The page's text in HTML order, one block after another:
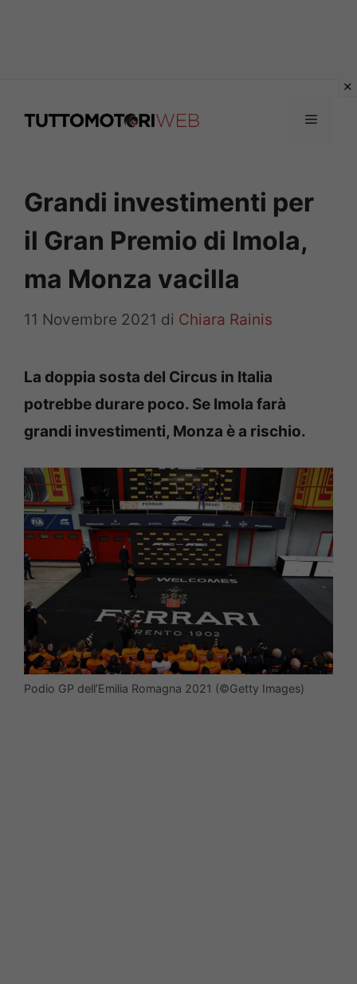
Menu
Grandi investimenti per
il Gran Premio di Imola,
ma Monza vacilla
11 Novembre 2021 di Chiara Rainis
La doppia sosta del Circus in Italia
potrebbe durare poco. Se Imola farà
grandi investimenti, Monza è a rischio.
Podio GP dell’Emilia Romagna 2021 (©Getty Images)